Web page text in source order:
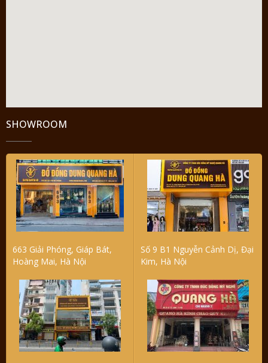
SHOWROOM
663 Giải Phóng, Giáp Bát,
Hoàng Mai, Hà Nội
Số 9 B1 Nguyễn Cảnh Dị, Đại
Kim, Hà Nội